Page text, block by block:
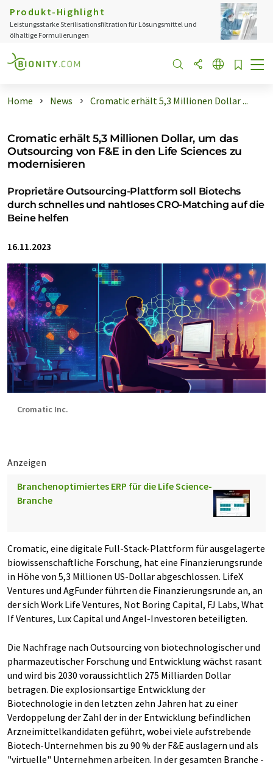
Produkt-Highlight
Leistungsstarke Sterilisationsfiltration für Lösungsmittel und
ölhaltige Formulierungen
Home News Cromatic erhält 5,3 Millionen Dollar ...
Cromatic erhält 5,3 Millionen Dollar, um das
Outsourcing von F&E in den Life Sciences zu
modernisieren
Proprietäre Outsourcing-Plattform soll Biotechs
durch schnelles und nahtloses CRO-Matching auf die
Beine helfen
16.11.2023
Cromatic Inc.
Anzeigen
Branchenoptimiertes ERP für die Life Science-
Branche
Cromatic, eine digitale Full-Stack-Plattform für ausgelagerte
biowissenschaftliche Forschung, hat eine Finanzierungsrunde
in Höhe von 5,3 Millionen US-Dollar abgeschlossen. LifeX
Ventures und AgFunder führten die Finanzierungsrunde an, an
der sich Work Life Ventures, Not Boring Capital, FJ Labs, What
If Ventures, Lux Capital und Angel-Investoren beteiligten.
Die Nachfrage nach Outsourcing von biotechnologischer und
pharmazeutischer Forschung und Entwicklung wächst rasant
und wird bis 2030 voraussichtlich 275 Milliarden Dollar
betragen. Die explosionsartige Entwicklung der
Biotechnologie in den letzten zehn Jahren hat zu einer
Verdoppelung der Zahl der in der Entwicklung befindlichen
Arzneimittelkandidaten geführt, wobei viele aufstrebende
Biotech-Unternehmen bis zu 90 % der F&E auslagern und als
"virtuelle" Unternehmen arbeiten. In der gesamten Branche -